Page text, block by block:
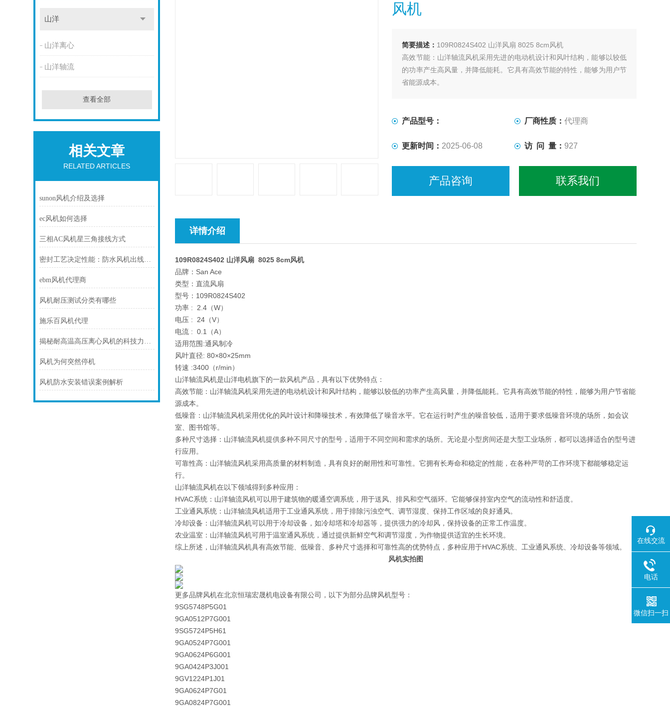
山洋
山洋离心
山洋轴流
查看全部
相关文章
RELATED ARTICLES
sunon风机介绍及选择
ec风机如何选择
三相AC风机星三角接线方式
密封工艺决定性能：防水风机出线口灌封技术与转轴密封结构
ebm风机代理商
风机耐压测试分类有哪些
施乐百风机代理
揭秘耐高温高压离心风机的科技力量！
风机为何突然停机
风机防水安装错误案例解析
风机
简要描述： 109R0824S402 山洋风扇 8025 8cm风机
高效节能：山洋轴流风机采用先进的电动机设计和风叶结构，能够以较低
的功率产生高风量，并降低能耗。它具有高效节能的特性，能够为用户节
省能源成本。
产品型号： 厂商性质： 代理商
更新时间： 2025-06-08 访 问 量： 927
产品咨询 联系我们
详情介绍
109R0824S402 山洋风扇 8025 8cm风机
品牌：San Ace
类型：直流风扇
型号：109R0824S402
功率 : 2.4（W）
电压 : 24（V）
电流 : 0.1（A）
适用范围:通风制冷
风叶直径: 80×80×25mm
转速 :3400（r/min）
山洋轴流风机是山洋电机旗下的一款风机产品，具有以下优势特点：
高效节能：山洋轴流风机采用先进的电动机设计和风叶结构，能够以较低的功率产生高风量，并降低能耗。它具有高效节能的特性，能够为用户节省能
源成本。
低噪音：山洋轴流风机采用优化的风叶设计和降噪技术，有效降低了噪音水平。它在运行时产生的噪音较低，适用于要求低噪音环境的场所，如会议
室、图书馆等。
多种尺寸选择：山洋轴流风机提供多种不同尺寸的型号，适用于不同空间和需求的场所。无论是小型房间还是大型工业场所，都可以选择适合的型号进
行应用。
可靠性高：山洋轴流风机采用高质量的材料制造，具有良好的耐用性和可靠性。它拥有长寿命和稳定的性能，在各种严苛的工作环境下都能够稳定运
行。
山洋轴流风机在以下领域得到多种应用：
HVAC系统：山洋轴流风机可以用于建筑物的暖通空调系统，用于送风、排风和空气循环。它能够保持室内空气的流动性和舒适度。
工业通风系统：山洋轴流风机适用于工业通风系统，用于排除污浊空气、调节湿度、保持工作区域的良好通风。
冷却设备：山洋轴流风机可以用于冷却设备，如冷却塔和冷却器等，提供强力的冷却风，保持设备的正常工作温度。
农业温室：山洋轴流风机可用于温室通风系统，通过提供新鲜空气和调节湿度，为作物提供适宜的生长环境。
综上所述，山洋轴流风机具有高效节能、低噪音、多种尺寸选择和可靠性高的优势特点，多种应用于HVAC系统、工业通风系统、冷却设备等领域。
风机实拍图
更多品牌风机在北京恒瑞宏晟机电设备有限公司，以下为部分品牌风机型号：
9SG5748P5G01
9GA0512P7G001
9SG5724P5H61
9GA0524P7G001
9GA0624P6G001
9GA0424P3J001
9GV1224P1J01
9GA0624P7G01
9GA0824P7G001
在线交流
电话
微信扫一扫